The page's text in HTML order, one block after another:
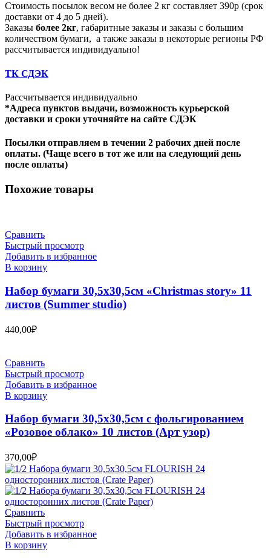
Стоимость посылок весом не более 2 кг составляет 390р (срок
доставки от 4 до 5 дней).
Заказы более 2кг, габаритные заказы и заказы с большим
количеством бумаги, а также заказы в некоторые регионы РФ
рассчитывается индивидуально!
ТК СДЭК
Рассчитывается индивидуально
*Адреса пунктов выдачи, возможность курьерской
доставки и сроки уточняйте на сайте СДЭК
Посылки отправляем в течении 2 рабочих дней после
оплаты. (Чаще всего в тот же или на следующий день
после оплаты)
Похожие товары
Сравнить
Быстрый просмотр
Добавить в избранное
В корзину
Набор бумаги 30,5х30,5см «Christmas story» 11
листов (Summer studio)
440,00₽
Сравнить
Быстрый просмотр
Добавить в избранное
В корзину
Набор бумаги 30,5х30,5см с фольгированием
«Розовое облако» 10 листов (Арт узор)
370,00₽
Сравнить
Быстрый просмотр
Добавить в избранное
В корзину